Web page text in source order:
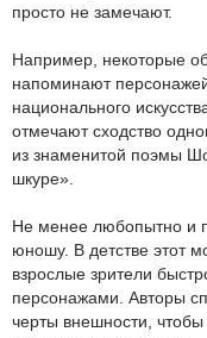
просто не замечают.
Например, некоторые
напоминают
национального
отмечают сходство
из знаменитой поэмы
шкуре».
Не менее любопытно и
юношу. В детстве этот
взрослые зрители
персонажами. Авторы
черты внешности, чтобы